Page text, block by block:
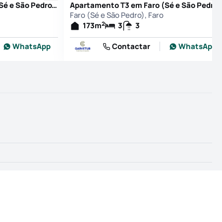
Apartamento T3 em Faro (Sé e São Pedro), Faro
WhatsApp
Faro (Sé e São Pedro), Faro
173m2 3
3
Contactar
WhatsApp